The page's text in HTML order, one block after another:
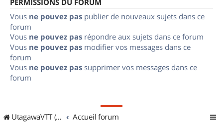
PERMISSIONS DU FORUM
Vous ne pouvez pas publier de nouveaux sujets dans ce
forum
Vous ne pouvez pas répondre aux sujets dans ce forum
Vous ne pouvez pas modifier vos messages dans ce
forum
Vous ne pouvez pas supprimer vos messages dans ce
forum
UtagawaVTT (Randos VTT et VTTAE avec traces GPS) Accueil forum